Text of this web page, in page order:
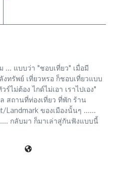
... แบบว่า "ชอบเที่ยว" เมื่อมี
ทรัพย์ เที่ยวหรอ ก็ชอบเที่ยวแบบ
ร์ไม่ต้อง ไกด์ไม่เอา เราไปเอง"
สถานที่ท่องเที่ยว ที่พัก ร้าน
Landmark ของเมืองนั้นๆ ......
กลับมา ก็มาเล่าสู่กันฟังแบบนี้